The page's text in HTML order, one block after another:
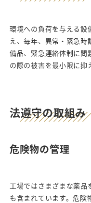
環境への負荷を与える設
え、毎年、異常・緊急時
備品、緊急連絡体制に問
の際の被害を最小限に抑
法遵守の取組み
危険物の管理
工場ではさまざまな薬品
も含まれています。危険